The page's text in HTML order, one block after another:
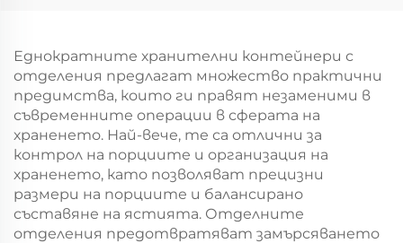
за екранна печат за
Нова година/
Кристемас, упаковка
за транспорт на
храна
за екранна печат за
Нова година/
Кристемас,
пластмасова
упаковка за
хранителни
продукти и
занаятчии
Еднократните хранителни контейнери с
отделения предлагат множество практични
предимства, които ги правят незаменими в
съвременните операции в сферата на
храненето. Най-вече, те са отлични за
контрол на порциите и организация на
храненето, като позволяват прецизни
размери на порциите и балансирано
съставяне на ястията. Отделните
отделения предотвратяват замърсяването